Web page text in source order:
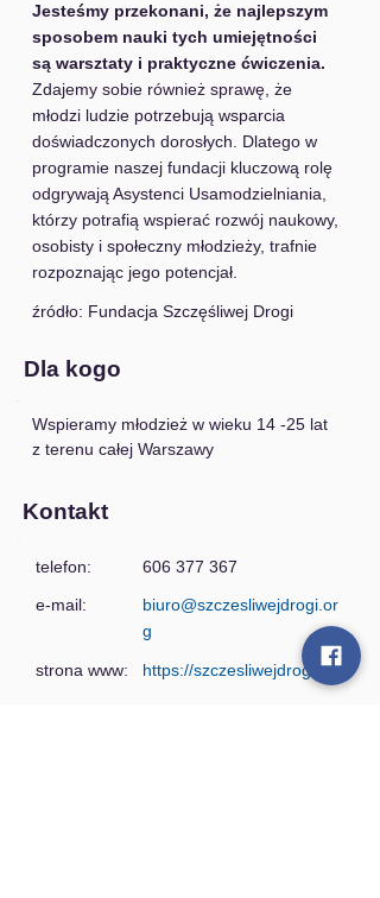
Jesteśmy przekonani, że najlepszym
sposobem nauki tych umiejętności
są warsztaty i praktyczne ćwiczenia.
Zdajemy sobie również sprawę, że
młodzi ludzie potrzebują wsparcia
doświadczonych dorosłych. Dlatego w
programie naszej fundacji kluczową rolę
odgrywają Asystenci Usamodzielniania,
którzy potrafią wspierać rozwój naukowy,
osobisty i społeczny młodzieży, trafnie
rozpoznając jego potencjał.
źródło: Fundacja Szczęśliwej Drogi
Dla kogo
Wspieramy młodzież w wieku 14 -25 lat
z terenu całej Warszawy
Kontakt
telefon:
e-mail:
strona www:
606 377 367
biuro@szczesliwejdrogi.or
g
https://szczesliwejdrogi.org